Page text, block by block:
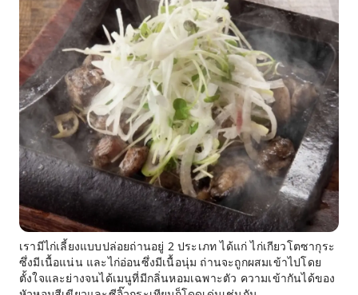
เรามีไก่เลี้ยงแบบปล่อยถ่านอยู่ 2 ประเภท ได้แก่ ไก่เกียวโตซากุระ
ซึ่งมีเนื้อแน่น และไก่อ่อนซึ่งมีเนื้อนุ่ม ถ่านจะถูกผสมเข้าไปโดย
ตั้งใจและย่างจนได้เมนูที่มีกลิ่นหอมเฉพาะตัว ความเข้ากันได้ของ